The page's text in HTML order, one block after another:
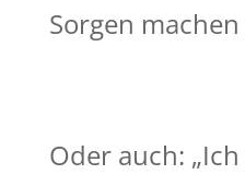
Sorgen machen
Oder auch: